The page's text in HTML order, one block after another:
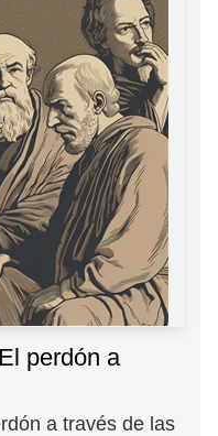
perdón a
a través de las